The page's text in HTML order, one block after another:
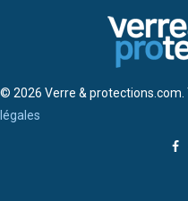
© 2026 Verre & protections.com.
légales